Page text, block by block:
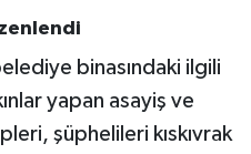
binasındaki ilgili
yapan asayiş ve
şüphelileri kıskıvrak